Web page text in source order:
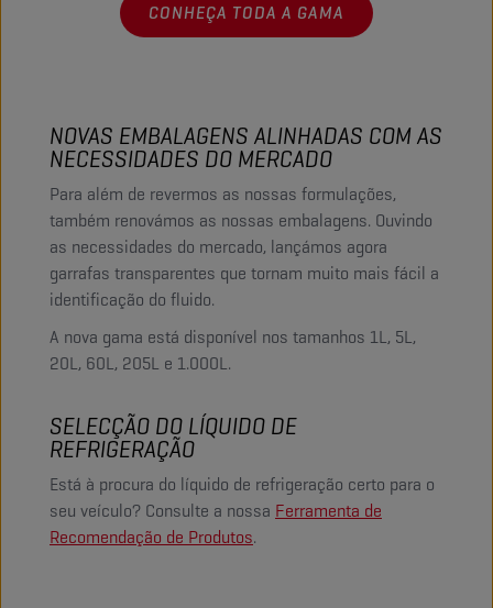
CONHEÇA TODA A GAMA
NOVAS EMBALAGENS ALINHADAS COM AS
NECESSIDADES DO MERCADO
Para além de revermos as nossas formulações,
também renovámos as nossas embalagens. Ouvindo
as necessidades do mercado, lançámos agora
garrafas transparentes que tornam muito mais fácil a
identificação do fluido.
A nova gama está disponível nos tamanhos 1L, 5L,
20L, 60L, 205L e 1.000L.
SELECÇÃO DO LÍQUIDO DE
REFRIGERAÇÃO
Está à procura do líquido de refrigeração certo para o
seu veículo? Consulte a nossa Ferramenta de
Recomendação de Produtos.